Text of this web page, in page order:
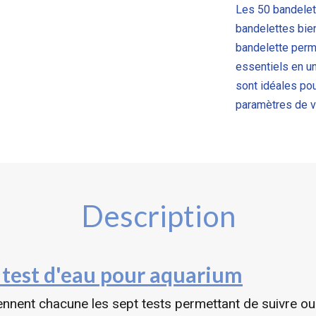
Les 50
bandelettes
bandelette
essentiels en
sont idéales
paramètres de
Description
d'eau pour aquarium
chacune les sept tests permettant de suivre